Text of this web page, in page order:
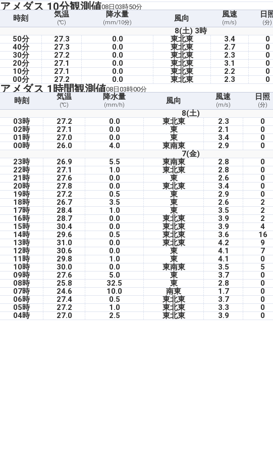
アメダス 10分観測値08日03時50分
時刻 気温
(℃)
降水量
(mm/10分) 風向 風速
(m/s)
日
(分)
8(土) 3時
50分
27.3 0.0 東北東 3.4 0
40分
27.3 0.0 東北東 2.7 0
30分
27.2 0.0 東北東 2.3 0
20分
27.1 0.0 東北東 3.1 0
10分
27.1 0.0 東北東 2.2 0
00分
27.2 0.0 東北東 2.3 0
アメダス 1時間観測値08日03時00分
時刻 気温
(℃)
降水量
(mm/h) 風向 風速
(m/s)
日照
(分)
8(土)
03時
27.2 0.0 東北東 2.3 0
02時
27.1 0.0 東 2.1 0
01時
27.0 0.0 東 3.4 0
00時
26.0 4.0 東南東 2.9 0
7(金)
23時
26.9 5.5 東南東 2.8 0
22時
27.1 1.0 東北東 2.8 0
21時
27.6 0.0 東 2.6 0
20時
27.8 0.0 東北東 3.4 0
19時
27.2 0.5 東 2.9 0
18時
26.7 3.5 東 2.6 2
17時
28.4 1.0 東 3.5 2
16時
28.7 0.0 東北東 3.9 2
15時
30.4 0.0 東北東 3.9 4
14時
29.6 0.5 東北東 3.6 16
13時
31.0 0.0 東北東 4.2 9
12時
30.6 0.0 東 4.1 7
11時
29.8 1.0 東 4.1 0
10時
30.0 0.0 東南東 3.5 5
09時
27.6 5.0 東 3.7 0
08時
25.8 32.5 東 2.8 0
07時
24.6 10.0 南東 1.7 0
06時
27.4 0.5 東北東 3.7 0
05時
27.2 1.0 東北東 3.3 0
04時
27.0 2.5 東北東 3.9 0